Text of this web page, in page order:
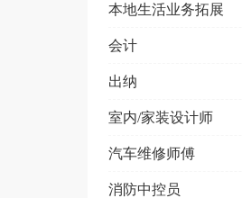
本地生活业务拓展
会计
出纳
室内/家装设计师
汽车维修师傅
消防中控员